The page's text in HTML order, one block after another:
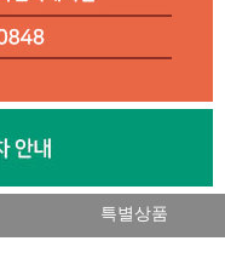
특별상품